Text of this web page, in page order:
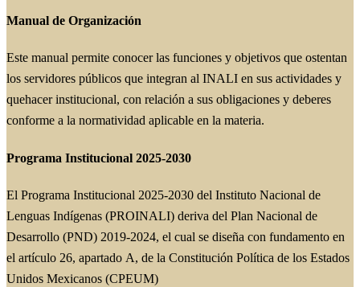
Manual de Organización
Este manual permite conocer las funciones y objetivos que ostentan
los servidores públicos que integran al INALI en sus actividades y
quehacer institucional, con relación a sus obligaciones y deberes
conforme a la normatividad aplicable en la materia.
Programa Institucional 2025-2030
El Programa Institucional 2025-2030 del Instituto Nacional de
Lenguas Indígenas (PROINALI) deriva del Plan Nacional de
Desarrollo (PND) 2019-2024, el cual se diseña con fundamento en
el artículo 26, apartado A, de la Constitución Política de los Estados
Unidos Mexicanos (CPEUM)